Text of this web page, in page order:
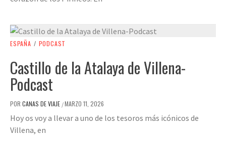
ESPAÑA / PODCAST
Castillo de la Atalaya de Villena-
Podcast
POR CANAS DE VIAJE /MARZO 11, 2026
Hoy os voy a llevar a uno de los tesoros más icónicos de
Villena, en